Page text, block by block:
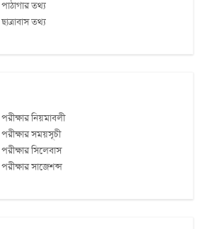
পাঠাগার তথ্য
ছাত্রাবাস তথ্য
পরীক্ষার নিয়মাবলী
পরীক্ষার সময়সূচী
পরীক্ষার সিলেবাস
পরীক্ষার সাজেশন্স